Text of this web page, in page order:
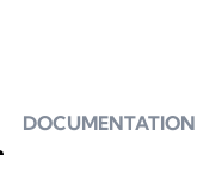
DOCUMENTATION